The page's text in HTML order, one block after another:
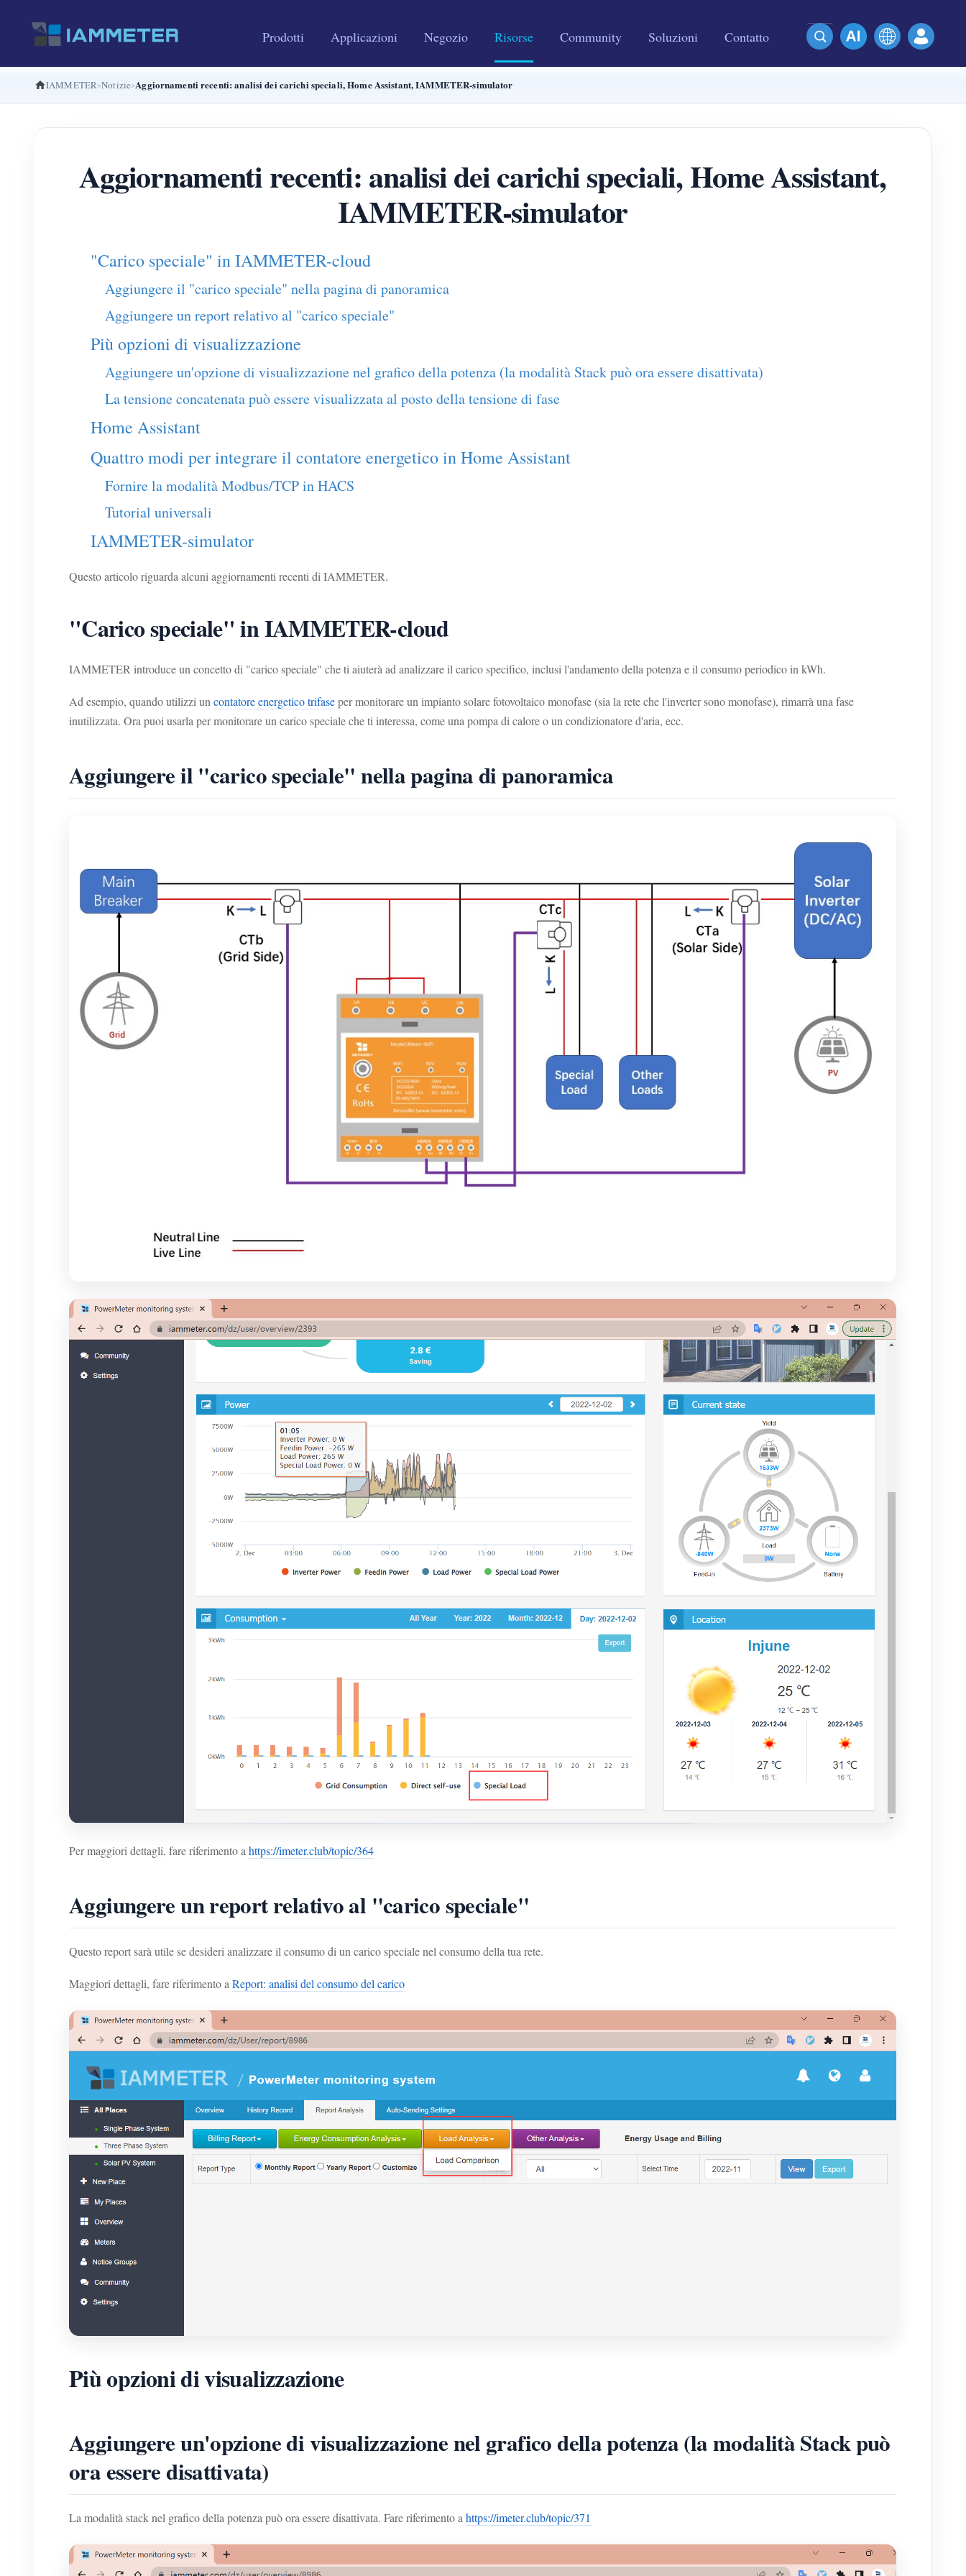
Prodotti Applicazioni Negozio Risorse Community Soluzioni Contatto
IAMMETER Notizie Aggiornamenti recenti: analisi dei carichi speciali, Home Assistant, IAMMETER-simulator
Aggiornamenti recenti: analisi dei carichi speciali, Home Assistant,
IAMMETER-simulator
"Carico speciale" in IAMMETER-cloud
Aggiungere il "carico speciale" nella pagina di panoramica
Aggiungere un report relativo al "carico speciale"
Più opzioni di visualizzazione
Aggiungere un'opzione di visualizzazione nel grafico della potenza (la modalità Stack può ora essere disattivata)
La tensione concatenata può essere visualizzata al posto della tensione di fase
Home Assistant
Quattro modi per integrare il contatore energetico in Home Assistant
Fornire la modalità Modbus/TCP in HACS
Tutorial universali
IAMMETER-simulator
Questo articolo riguarda alcuni aggiornamenti recenti di IAMMETER.
"Carico speciale" in IAMMETER-cloud
IAMMETER introduce un concetto di "carico speciale" che ti aiuterà ad analizzare il carico specifico, inclusi l'andamento della potenza e il consumo periodico in kWh.
Ad esempio, quando utilizzi uncontatore energetico trifaseper monitorare un impianto solare fotovoltaico monofase (sia la rete che l'inverter sono monofase), rimarrà una fase
inutilizzata. Ora puoi usarla per monitorare un carico speciale che ti interessa, come una pompa di calore o un condizionatore d'aria, ecc.
Aggiungere il "carico speciale" nella pagina di panoramica
Per maggiori dettagli, fare riferimento a https://imeter.club/topic/364
Aggiungere un report relativo al "carico speciale"
Questo report sarà utile se desideri analizzare il consumo di un carico speciale nel consumo della tua rete.
Maggiori dettagli, fare riferimento a Report: analisi del consumo del carico
Più opzioni di visualizzazione
Aggiungere un'opzione di visualizzazione nel grafico della potenza (la modalità Stack può
ora essere disattivata)
La modalità stack nel grafico della potenza può ora essere disattivata. Fare riferimento ahttps://imeter.club/topic/371